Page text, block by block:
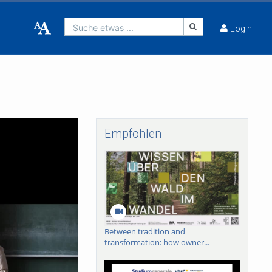
Suche etwas ... Login
Empfohlen
Between tradition and
transformation: how owner...